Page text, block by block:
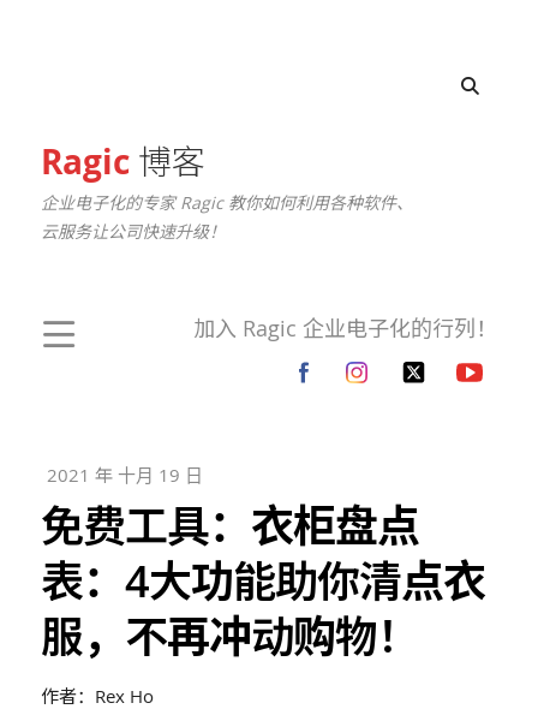
Ragic博客
企业电子化的专家 Ragic 教你如何利用各种软件、
云服务让公司快速升级！
加入 Ragic 企业电子化的行列！
2021 年 十月 19 日
免费工具：衣柜盘点
表：4大功能助你清点衣
服，不再冲动购物！
作者：Rex Ho